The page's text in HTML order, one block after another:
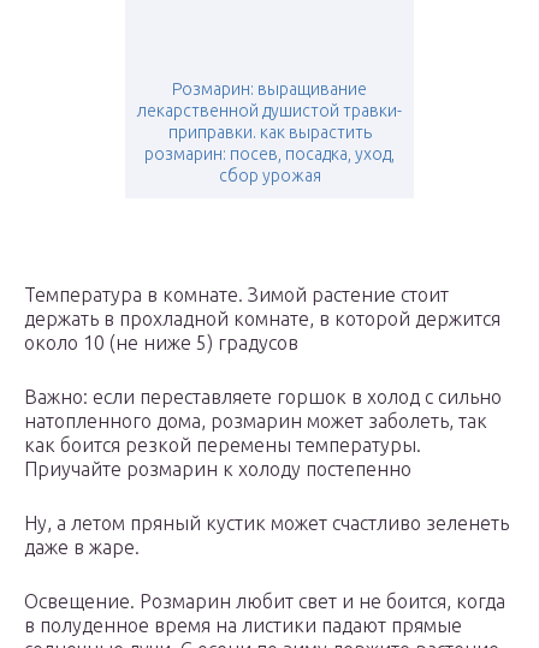
Розмарин: выращивание
лекарственной душистой травки-
приправки. как вырастить
розмарин: посев, посадка, уход,
сбор урожая
Температура в комнате. Зимой растение стоит
держать в прохладной комнате, в которой держится
около 10 (не ниже 5) градусов
Важно: если переставляете горшок в холод с сильно
натопленного дома, розмарин может заболеть, так
как боится резкой перемены температуры.
Приучайте розмарин к холоду постепенно
Ну, а летом пряный кустик может счастливо зеленеть
даже в жаре.
Освещение. Розмарин любит свет и не боится, когда
в полуденное время на листики падают прямые